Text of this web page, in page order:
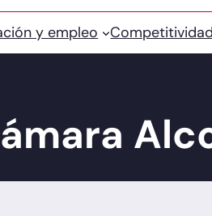
y empleo Competitividad